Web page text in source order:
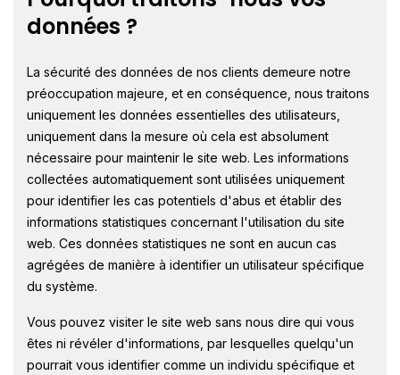
données ?
La sécurité des données de nos clients demeure notre
préoccupation majeure, et en conséquence, nous traitons
uniquement les données essentielles des utilisateurs,
uniquement dans la mesure où cela est absolument
nécessaire pour maintenir le site web. Les informations
collectées automatiquement sont utilisées uniquement
pour identifier les cas potentiels d'abus et établir des
informations statistiques concernant l'utilisation du site
web. Ces données statistiques ne sont en aucun cas
agrégées de manière à identifier un utilisateur spécifique
du système.
Vous pouvez visiter le site web sans nous dire qui vous
êtes ni révéler d'informations, par lesquelles quelqu'un
pourrait vous identifier comme un individu spécifique et